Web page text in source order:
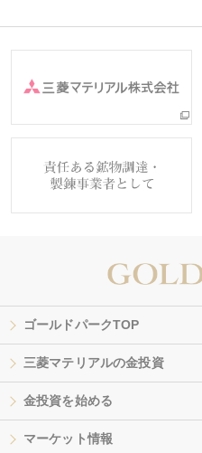
ゴールドパークTOP
三菱マテリアルの金投資
金投資を始める
マーケット情報